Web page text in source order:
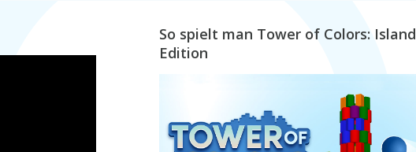
So spielt man Tower of Colors: Island
Edition